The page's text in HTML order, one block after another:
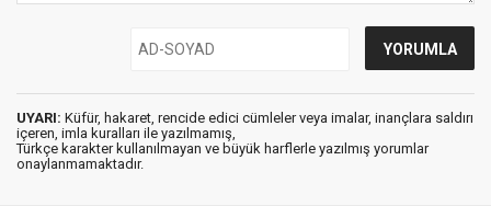
UYARI: Küfür, hakaret, rencide edici cümleler veya imalar, inançlara saldırı
içeren, imla kuralları ile yazılmamış,
Türkçe karakter kullanılmayan ve büyük harflerle yazılmış yorumlar
onaylanmamaktadır.